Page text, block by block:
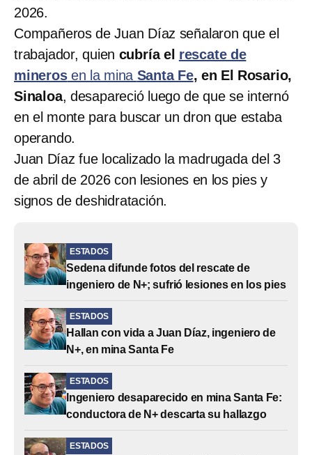
2026.
Compañeros de Juan Díaz señalaron que el
trabajador, quien cubría el rescate de
minerosen la mina Santa Fe, en El Rosario,
Sinaloa, desapareció luego de que se internó
en el monte para buscar un dron que estaba
operando.
Juan Díaz fue localizado la madrugada del 3
de abril de 2026 con lesiones en los pies y
signos de deshidratación.
ESTADOS
Sedena difunde fotos del rescate de
ingeniero de N+; sufrió lesiones en los pies
ESTADOS
Hallan con vida a Juan Díaz, ingeniero de
N+, en mina Santa Fe
ESTADOS
Ingeniero desaparecido en mina Santa Fe:
conductora de N+ descarta su hallazgo
ESTADOS